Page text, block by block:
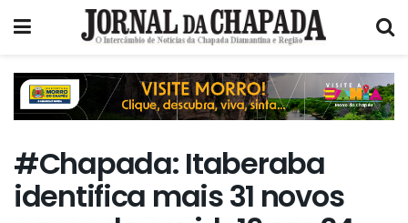
#Chapada: Itaberaba
identifica mais 31 novos